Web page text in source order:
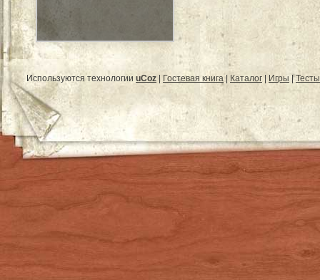
Используются технологии uCoz | Гостевая книга | Каталог | Игры |Тесты